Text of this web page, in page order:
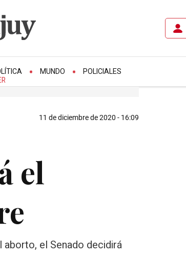
MUNDO
POLICIALES
11 de diciembre de 2020 - 16:09
el
el Senado decidirá